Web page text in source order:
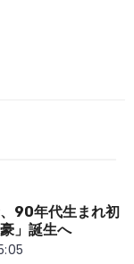
90年代生まれ初
」誕生へ